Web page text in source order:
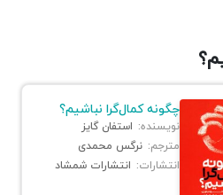
چگونه کمال‌گرا نباشیم؟
نویسنده: استفان گایز
مترجم: نرگس محمدی
انتشارات: انتشارات شمشاد